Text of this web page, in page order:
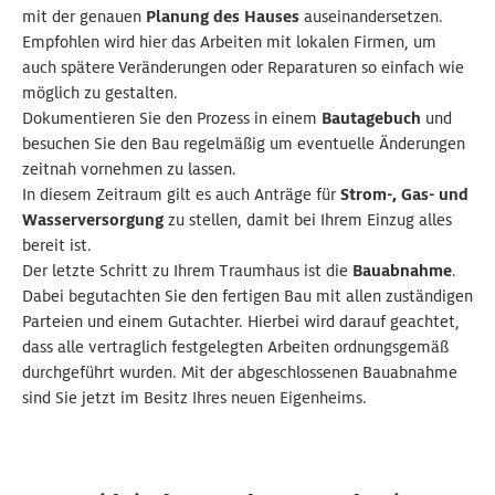
mit der genauen Planung des Hauses auseinandersetzen.
Empfohlen wird hier das Arbeiten mit lokalen Firmen, um
auch spätere Veränderungen oder Reparaturen so einfach wie
möglich zu gestalten.
Dokumentieren Sie den Prozess in einem Bautagebuch und
besuchen Sie den Bau regelmäßig um eventuelle Änderungen
zeitnah vornehmen zu lassen.
In diesem Zeitraum gilt es auch Anträge fürStrom-, Gas- und
Wasserversorgungzu stellen, damit bei Ihrem Einzug alles
bereit ist.
Der letzte Schritt zu Ihrem Traumhaus ist die Bauabnahme.
Dabei begutachten Sie den fertigen Bau mit allen zuständigen
Parteien und einem Gutachter. Hierbei wird darauf geachtet,
dass alle vertraglich festgelegten Arbeiten ordnungsgemäß
durchgeführt wurden. Mit der abgeschlossenen Bauabnahme
sind Sie jetzt im Besitz Ihres neuen Eigenheims.